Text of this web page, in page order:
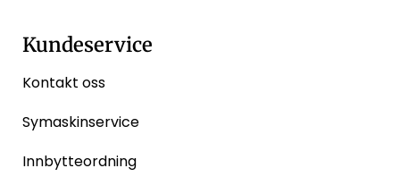
Kundeservice
Kontakt oss
Symaskinservice
Innbytteordning